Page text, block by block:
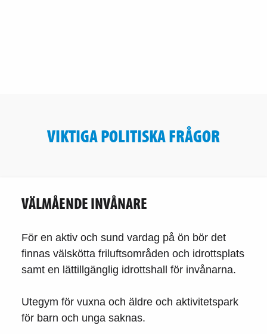
VIKTIGA POLITISKA FRÅGOR
VÄLMÅENDE INVÅNARE
För en aktiv och sund vardag på ön bör det
finnas välskötta friluftsområden och idrottsplats
samt en lättillgänglig idrottshall för invånarna.
Utegym för vuxna och äldre och aktivitetspark
för barn och unga saknas.